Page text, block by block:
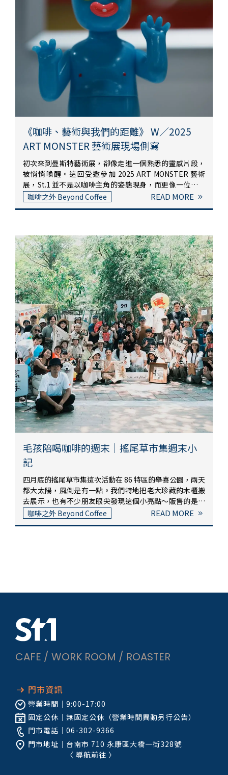
地、穿過水氣與溫度後留下的輪廓。那天在攤位前的朋友
們慵懶地逛著，像是台南日頭下的午後，什麼都不急，但
什麼都剛剛好。也有不少人喝完，帶了一包豆子回家——
或許是想把這杯日常記憶，延續到下一個早晨。自動手沖
｜穩定，也是一種溫柔我們為每支豆子設計了參數——水
溫、悶蒸秒數、注水段落與粉水比，經過一次次測試、記
錄與微調，只為讓每一杯的風味都穩定、有層次。這些熟
豆在濾杯裡打開自己，用乾香、前段果酸、尾韻回甘，說
著它們自己的故事。我們的工作，是準確地讓這些故事能
被聽見。在市集裡的每一杯手沖，不是即興的表演，而是
——每一滴水的節奏，都是我們事前寫下的風味筆記，在
松菸廠裡被如實演奏。市集限定｜鹽奶油卷夾肉鬆，一口
台南味除了咖啡，這次我們還偷偷帶了一點「台南」。來
們將它對切，夾入台南肉鬆，現場加熱——鹹香、酥軟、
微甜、滑潤，一口下去，就是台南的午後。這樣的搭配，
沒有浮誇、沒有複雜，卻有種讓人心裡踏實的力量。是我
們想帶來的「日常」——不是節日才需要準備的滋味，而
是像一口熟悉的溫度，在城市中也能找到南方的影子。鹽
集的出杯台，是一座臨時舞台。老大掌拉霸機，沖煮與出
杯的節奏被他掌握得俐落，總是自帶節奏感。市集四周人
聲鼎沸，但我們在藍色布旗後面，有一個寧靜而精準的節
奏場。小小後記｜市集，是我們最靠近世界的方式市集不
是販售，是交流。不是宣傳，是邀請。我們沒有做太多裝
飾，也沒有過多說明，只是把日常的事搬上來——沖煮、
出杯、招呼、收尾——像把一段南方的生活節奏，攤開給
人看。這也是我們最喜歡的時刻之一：品牌與人之間沒有
牆，只隔著一杯咖啡的距離。如果你錯過了這一場——沒
關係。這次在屋根裏準備的濾掛包與手沖配方，現在在
St.1 門市也喝得到。來店裡坐坐，點一杯手沖，也許你會
發現，市集的記憶還留著一點在杯底。—St.1，是我們的
日常節奏，市集，是那段節奏浮出地表的時候。下一次，
希望你也剛好經過。St.1 均均
《咖啡、藝術與我們的距離》 W／2025
ART MONSTER 藝術展現場側寫
初次來到曼斯特藝術展，卻像走進一個熟悉的靈感片段，
被悄悄喚醒。這回受邀參加 2025 ART MONSTER 藝術
展，St.1 並不是以咖啡主角的姿態現身，而更像一位觀察
者——在創作與創作之間，穿梭、感受、注視靈感的流
動。我們帶來的是咖啡，但不只是咖啡。咖啡的角色，在
「靜靜陪伴觀展者」的存在。有人停下腳步、有人駐足聞
香、有人提著咖啡走入下一個展間。在這樣的空間裡，咖
啡不再只是提神的工具，而像是一種媒介，一種讓藝術者
抒發、讓觀展者者更貼近作品的節奏感。我們成為了觀展
者，也悄悄成為風景的一部分穿梭在展場之中，我們不再
只是咖啡師，而像是一種流動的存在。背後寫著咖啡，眼
神裝著靈感。有人停下腳步看著我們，有人拿起相機捕捉
我們的身影——在藝術之中，我們也成為了某種藝術。這
場展覽，是一次身分的轉換與對話——從沖煮者到觀察
者，從品牌到空間的共感者。藝術場域，是我們理解生活
的方式之一對我們來說，品牌不只是品項與菜單，而是一
種生活觀的延伸。我們一直相信，咖啡是一種可以承載情
緒與語言的載體，就像藝術作品一樣。它們的存在，讓我
們的日常，多了層溫柔的意義。這次參與展覽，讓我們再
次確認：St.1 是關於咖啡，但也不只是咖啡。我們喜歡與
各種形式的創作者交流，也希望能在這樣的場合中，留下
某種痕跡、一點氣味、一杯記憶。小編の小後記：這次現
場的照片、拍攝物件、展場日常，我們也同步紀錄下來，
會陸續整理成影像筆記分享給你們。如果你剛好有在展場
跟我們遇見，謝謝你跟我們說話、喝咖啡、交換靈感。也
謝謝 2025 ART MONSTER 的誠摯邀請，讓我們得以在藝
術的現場裡，靜靜佇立、慢慢浸潤。St.1 均均
咖啡之外 Beyond Coffee READ MORE
毛孩陪喝咖啡的週末｜搖尾草市集週末小
記
四月底的搖尾草市集這次活動在 86 特區的舉喜公園，兩天
都大太陽，風倒是有一點。我們特地把老大珍藏的木櫃搬
去展示，也有不少朋友眼尖發現這個小亮點～販售的是冷
萃咖啡、睽違已久的登島限定冷萃可樂咖啡、咖啡雪碧
奶，還有給小朋友準備的梅子可樂。這次一起登上 86 特
讓我們驚呼：「原來真的這麼多人愛動物耶！」我們看到
肩上站著鸚鵡的、背上趴著貓的、推車裡睡著法鬥的，還
有腳步一致走在身邊的大貴賓。只差沒看到草泥馬了（偷
偷許願中？）謝謝來喝咖啡的每一位，也謝謝你們身邊毛
茸茸的家人們。這個週末很熱，但我們心裡真的很暖。下
咖啡之外 Beyond Coffee READ MORE
CAFE / WORK ROOM / ROASTER
門市資訊
營業時間｜ 9:00-17:00
固定公休｜ 無固定公休（營業時間異動另行公告）
門市電話｜ 06-302-9366
門市地址｜ 台南市 710 永康區大橋一街328號
〈 導航前往 〉